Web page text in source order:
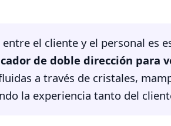
el cliente y el personal es
de doble dirección para
a través de cristales,
la experiencia tanto del